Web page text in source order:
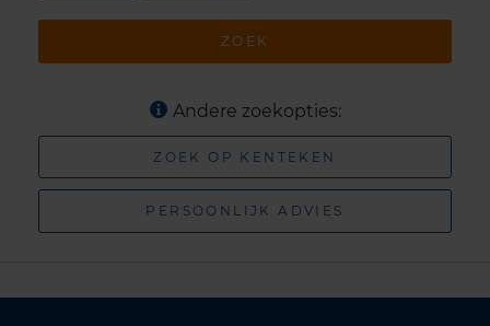
ZOEK
Andere zoekopties:
ZOEK OP KENTEKEN
PERSOONLIJK ADVIES